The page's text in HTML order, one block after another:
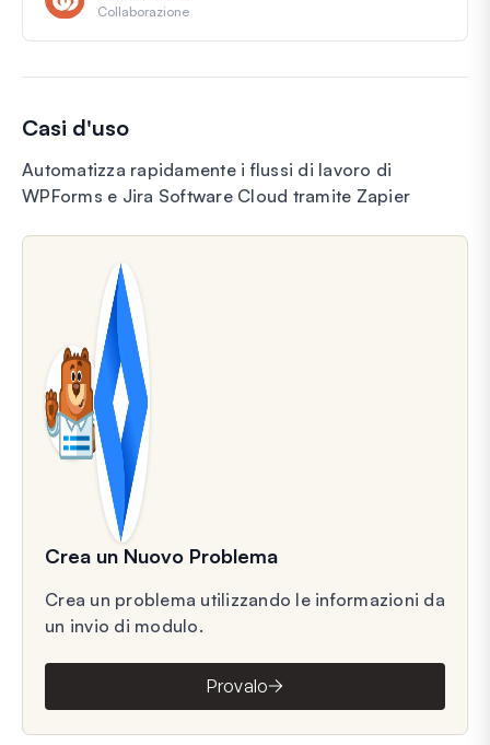
Collaborazione
Casi d'uso
Automatizza rapidamente i flussi di lavoro di
WPForms e Jira Software Cloud tramite Zapier
Crea un Nuovo Problema
Crea un problema utilizzando le informazioni da
un invio di modulo.
Provalo